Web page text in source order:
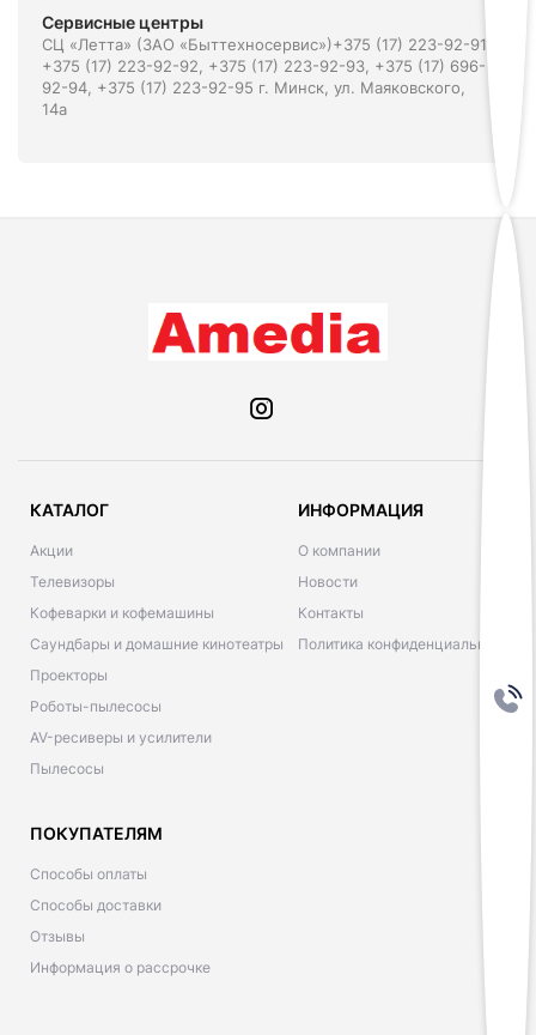
Сервисные центры
СЦ «Летта» (ЗАО «Быттехносервис»)+375 (17) 223-92-91,
+375 (17) 223-92-92, +375 (17) 223-92-93, +375 (17) 696-
92-94, +375 (17) 223-92-95 г. Минск, ул. Маяковского,
14а
КАТАЛОГ
Акции
Телевизоры
Кофеварки и кофемашины
Саундбары и домашние кинотеатры
Проекторы
Роботы-пылесосы
AV-ресиверы и усилители
Пылесосы
ИНФОРМАЦИЯ
О компании
Новости
Контакты
Политика конфиденциальности
ПОКУПАТЕЛЯМ
Способы оплаты
Способы доставки
Отзывы
Информация о рассрочке